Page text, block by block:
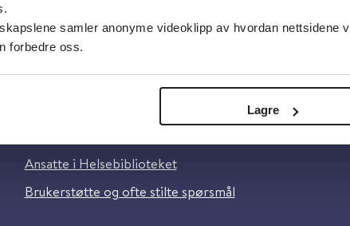
samler anonyme videoklipp av hvordan nettsidene
forbedre oss.
Lagre
Ansatte i Helsebiblioteket
Brukerstøtte og ofte stilte spørsmål